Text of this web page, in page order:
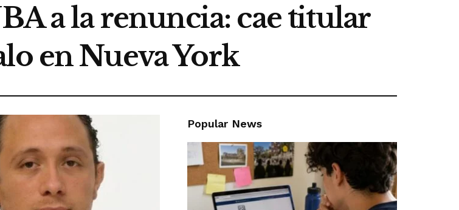
a la renuncia: cae titular
en Nueva York
Popular News